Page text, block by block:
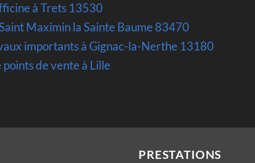
à Trets 13530
Maximin la Sainte Baume 83470
importants à Gignac-la-Nerthe 13180
de vente à Lille
PRESTATIONS